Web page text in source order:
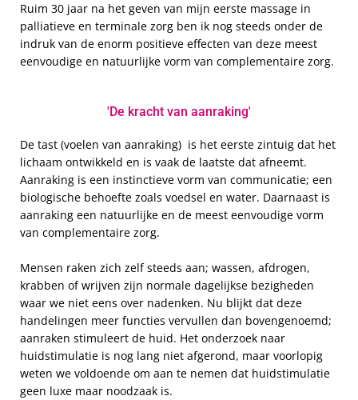
Ruim 30 jaar na het geven van mijn eerste massage in
palliatieve en terminale zorg ben ik nog steeds onder de
indruk van de enorm positieve effecten van deze meest
eenvoudige en natuurlijke vorm van complementaire zorg.
'De kracht van aanraking'
De tast (voelen van aanraking) is het eerste zintuig dat het
lichaam ontwikkeld en is vaak de laatste dat afneemt.
Aanraking is een instinctieve vorm van communicatie; een
biologische behoefte zoals voedsel en water. Daarnaast is
aanraking een natuurlijke en de meest eenvoudige vorm
van complementaire zorg.
Mensen raken zich zelf steeds aan; wassen, afdrogen,
krabben of wrijven zijn normale dagelijkse bezigheden
waar we niet eens over nadenken. Nu blijkt dat deze
handelingen meer functies vervullen dan bovengenoemd;
aanraken stimuleert de huid. Het onderzoek naar
huidstimulatie is nog lang niet afgerond, maar voorlopig
weten we voldoende om aan te nemen dat huidstimulatie
geen luxe maar noodzaak is.